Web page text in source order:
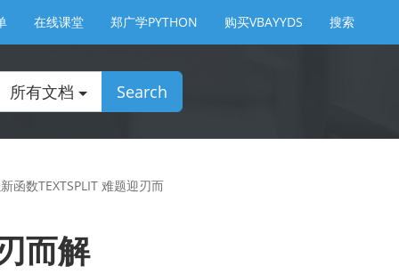
在线课堂 郑广学PYTHON 购买VBAYYDS 搜索
所有文档 Search
函数TEXTSPLIT 难题迎刃而
而解